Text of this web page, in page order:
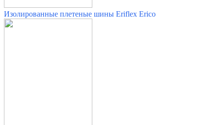
Изолированные плетеные шины Eriflex Erico